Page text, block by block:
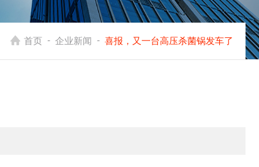
首页 - 企业新闻 - 喜报，又一台高压杀菌锅发车了